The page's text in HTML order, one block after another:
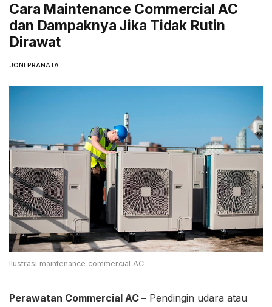
Cara Maintenance Commercial AC
dan Dampaknya Jika Tidak Rutin
Dirawat
JONI PRANATA
Ilustrasi maintenance commercial AC.
Perawatan Commercial AC – Pendingin udara atau